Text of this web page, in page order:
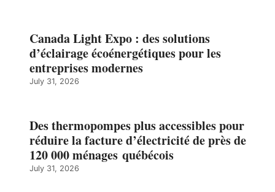
Canada Light Expo : des solutions
d’éclairage écoénergétiques pour les
entreprises modernes
July 31, 2026
Des thermopompes plus accessibles pour
réduire la facture d’électricité de près de
120 000 ménages québécois
July 31, 2026